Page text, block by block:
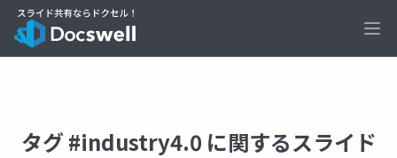
タグ #industry4.0 に関するスライド